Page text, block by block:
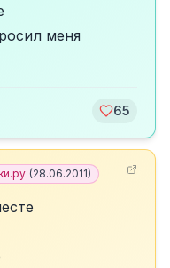
меня
65
(28.06.2011)